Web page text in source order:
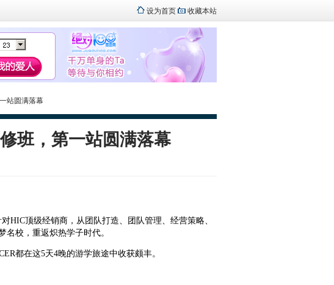
设为首页 收藏本站
站圆满落幕
班，第一站圆满落幕
顶级经销商，从团队打造、团队管理、经营策略、
校，重返炽热学子时代。
都在这5天4晚的游学旅途中收获颇丰。